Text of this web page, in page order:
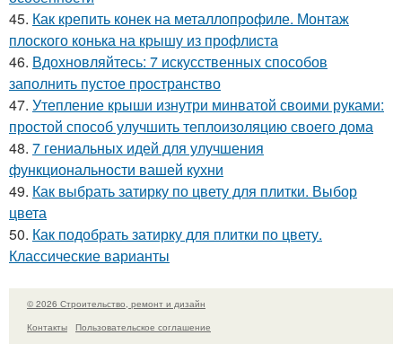
45. Как крепить конек на металлопрофиле. Монтаж
плоского конька на крышу из профлиста
46. Вдохновляйтесь: 7 искусственных способов
заполнить пустое пространство
47. Утепление крыши изнутри минватой своими руками:
простой способ улучшить теплоизоляцию своего дома
48. 7 гениальных идей для улучшения
функциональности вашей кухни
49. Как выбрать затирку по цвету для плитки. Выбор
цвета
50. Как подобрать затирку для плитки по цвету.
Классические варианты
© 2026 Строительство, ремонт и дизайн
Контакты
Пользовательское соглашение